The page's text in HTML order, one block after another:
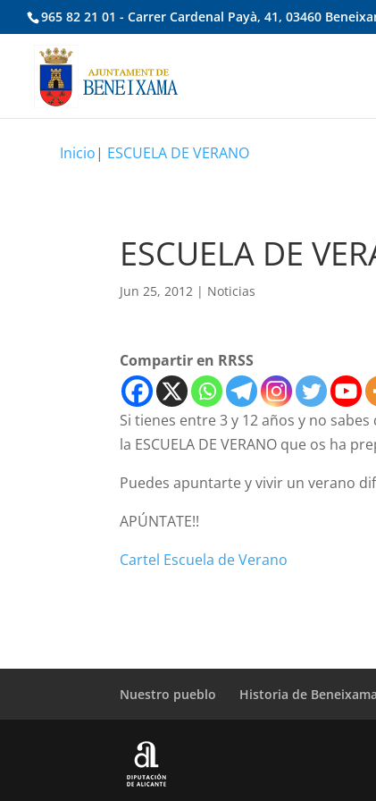
965 82 21 01 - Carrer Cardenal Payà, 41, 03460
Inicio| ESCUELA DE VERANO
ESCUELA DE
Jun 25, 2012 | Noticias
Compartir en RRSS
Si tienes entre 3 y 12 años y no
la ESCUELA DE VERANO que os ha
Puedes apuntarte y vivir un verano
APÚNTATE!!
Cartel Escuela de Verano
Nuestro pueblo Historia de Beneixama